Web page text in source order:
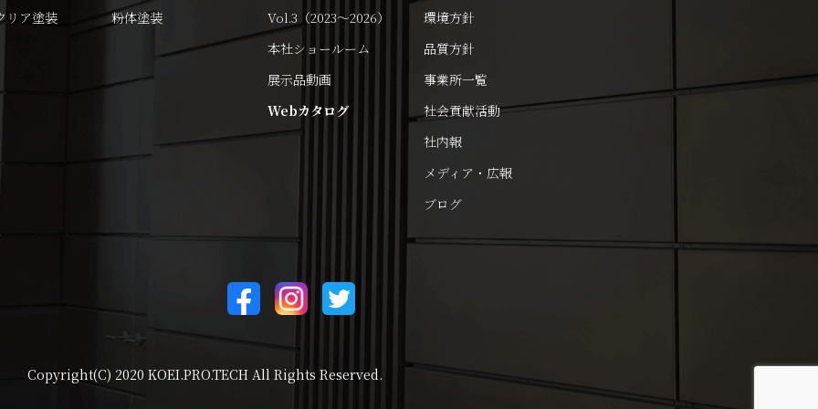
リア塗装 粉体塗装
Vol.3（2023～2026）
本社ショールーム
展示品動画
Webカタログ
環境方針
品質方針
事業所一覧
社会貢献活動
社内報
メディア・広報
ブログ
Copyright(C) 2020 KOEI.PRO.TECH All Rights Reserved.